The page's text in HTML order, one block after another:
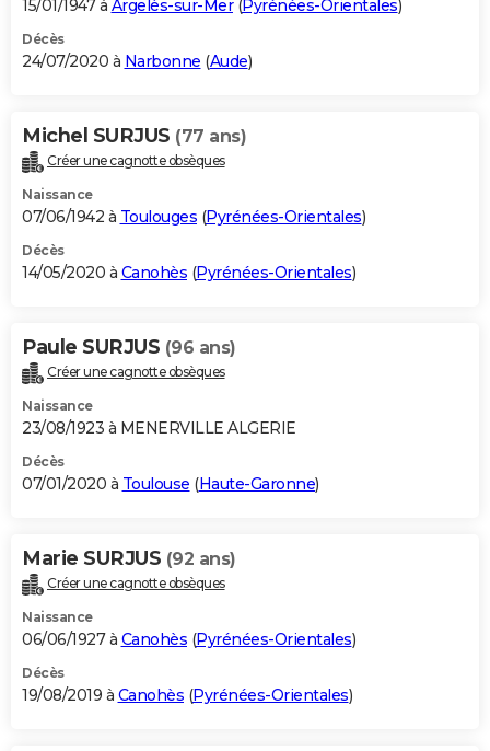
15/01/1947 à Argelès-sur-Mer(Pyrénées-Orientales)
Décès
24/07/2020 à Narbonne (Aude)
Michel SURJUS (77 ans)
Créer une cagnotte obsèques
Naissance
07/06/1942 à Toulouges (Pyrénées-Orientales)
Décès
14/05/2020 à Canohès (Pyrénées-Orientales)
Paule SURJUS (96 ans)
Créer une cagnotte obsèques
Naissance
23/08/1923 à MENERVILLE ALGERIE
Décès
07/01/2020 à Toulouse (Haute-Garonne)
Marie SURJUS (92 ans)
Créer une cagnotte obsèques
Naissance
06/06/1927 à Canohès (Pyrénées-Orientales)
Décès
19/08/2019 à Canohès (Pyrénées-Orientales)